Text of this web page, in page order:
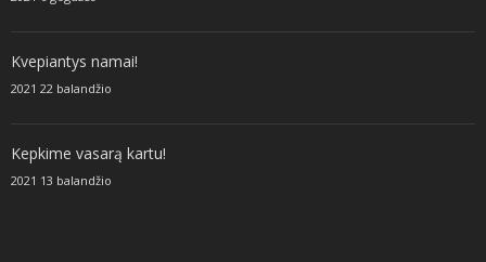
Kvepiantys namai!
2021 22 balandžio
Kepkime vasarą kartu!
2021 13 balandžio